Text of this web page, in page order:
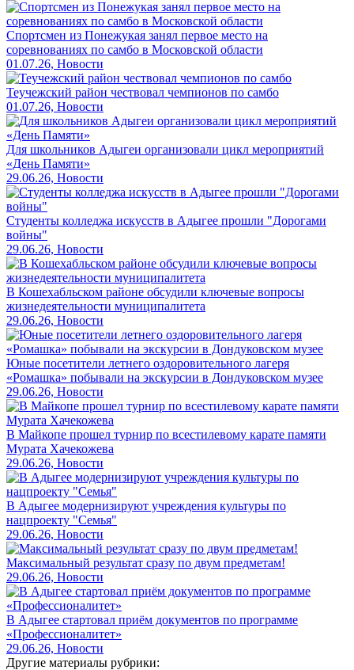
Спортсмен из Понежукая занял первое место на
соревнованиях по самбо в Московской области
01.07.26, Новости
Теучежский район чествовал чемпионов по самбо
01.07.26, Новости
Для школьников Адыгеи организовали цикл мероприятий
«День Памяти»
29.06.26, Новости
Студенты колледжа искусств в Адыгее прошли "Дорогами
войны"
29.06.26, Новости
В Кошехабльском районе обсудили ключевые вопросы
жизнедеятельности муниципалитета
29.06.26, Новости
Юные посетители летнего оздоровительного лагеря
«Ромашка» побывали на экскурсии в Дондуковском музее
29.06.26, Новости
В Майкопе прошел турнир по всестилевому карате памяти
Мурата Хачекожева
29.06.26, Новости
В Адыгее модернизируют учреждения культуры по
нацпроекту "Семья"
29.06.26, Новости
Максимальный результат сразу по двум предметам!
29.06.26, Новости
В Адыгее стартовал приём документов по программе
«Профессионалитет»
29.06.26, Новости
Другие материалы рубрики: